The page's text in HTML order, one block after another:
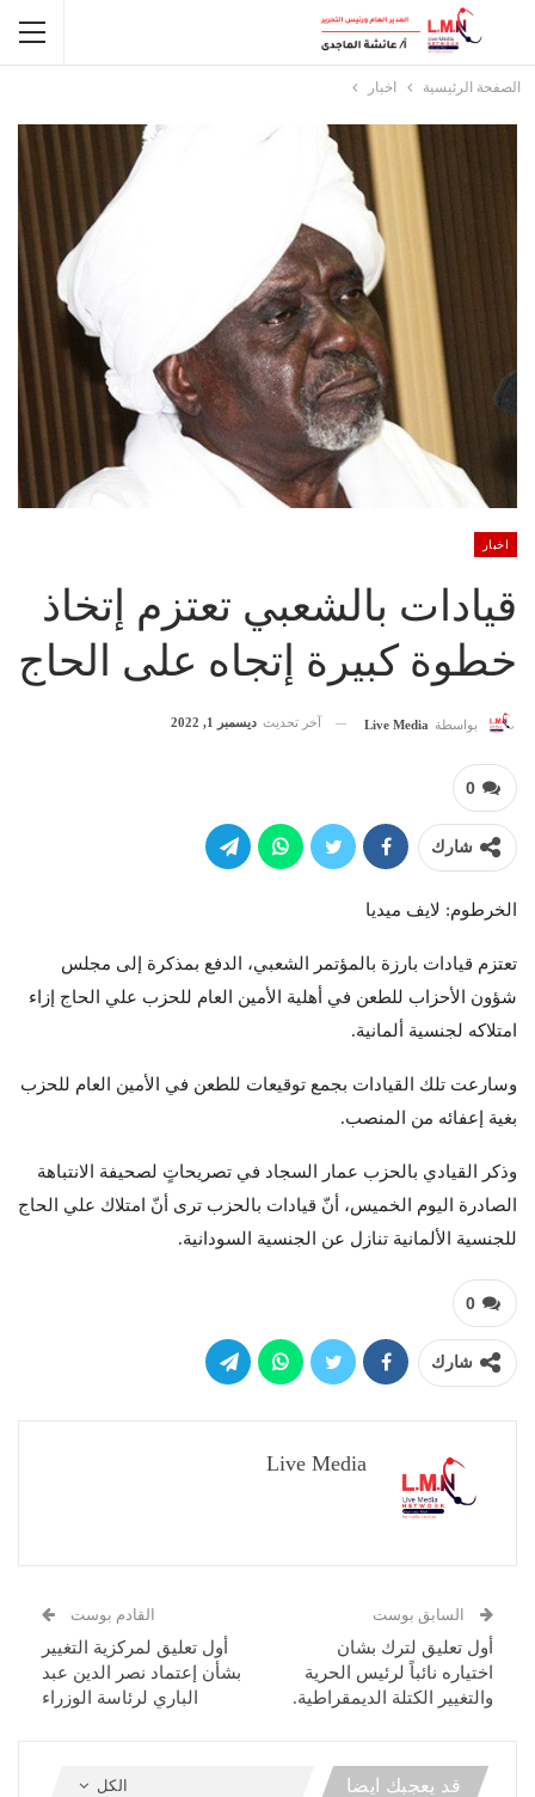
الصفحة الرئيسية اخبار
اخبار
قيادات بالشعبي تعتزم إتخاذ
خطوة كبيرة إتجاه على الحاج
بواسطة Live Media آخر تحديث ديسمبر 1, 2022
0
شارك
الخرطوم: لايف ميديا
تعتزم قيادات بارزة بالمؤتمر الشعبي، الدفع بمذكرة إلى مجلس
شؤون الأحزاب للطعن في أهلية الأمين العام للحزب علي الحاج إزاء
امتلاكه لجنسية ألمانية.
وسارعت تلك القيادات بجمع توقيعات للطعن في الأمين العام للحزب
بغية إعفائه من المنصب.
وذكر القيادي بالحزب عمار السجاد في تصريحاتٍ لصحيفة الانتباهة
الصادرة اليوم الخميس، أنّ قيادات بالحزب ترى أنّ امتلاك علي الحاج
للجنسية الألمانية تنازل عن الجنسية السودانية.
0
شارك
Live Media
السابق بوست
أول تعليق لترك بشان
اختياره نائباً لرئيس الحرية
والتغيير الكتلة الديمقراطية.
القادم بوست
أول تعليق لمركزية التغيير
بشأن إعتماد نصر الدين عبد
الباري لرئاسة الوزراء
الكل قد يعجبك ايضا